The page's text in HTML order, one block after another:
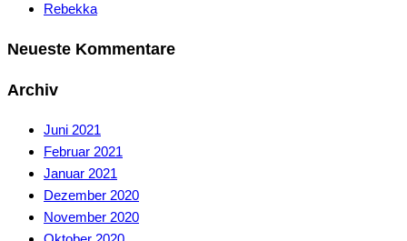
Rebekka
Neueste Kommentare
Archiv
Juni 2021
Februar 2021
Januar 2021
Dezember 2020
November 2020